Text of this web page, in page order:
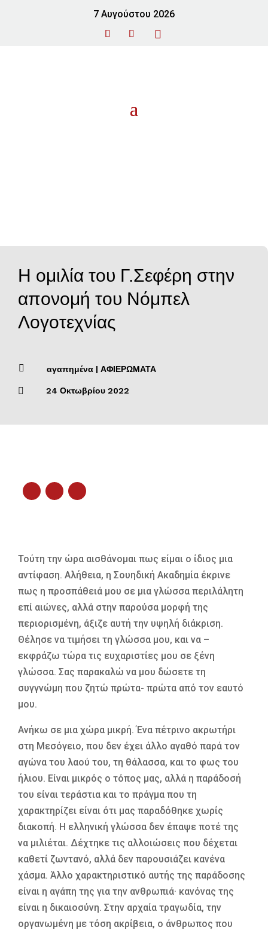
7 Αυγούστου 2026
Η ομιλία του Γ.Σεφέρη στην
απονομή του Νόμπελ
Λογοτεχνίας
 αγαπημένα | ΑΦΙΕΡΩΜΑΤΑ
 24 Οκτωβρίου 2022
Τούτη την ώρα αισθάνομαι πως είμαι ο ίδιος μια
αντίφαση. Αλήθεια, η Σουηδική Ακαδημία έκρινε
πως η προσπάθειά μου σε μια γλώσσα περιλάλητη
επί αιώνες, αλλά στην παρούσα μορφή της
περιορισμένη, άξιζε αυτή την υψηλή διάκριση.
Θέλησε να τιμήσει τη γλώσσα μου, και να –
εκφράζω τώρα τις ευχαριστίες μου σε ξένη
γλώσσα. Σας παρακαλώ να μου δώσετε τη
συγγνώμη που ζητώ πρώτα- πρώτα από τον εαυτό
μου.
Ανήκω σε μια χώρα μικρή. Ένα πέτρινο ακρωτήρι
στη Μεσόγειο, που δεν έχει άλλο αγαθό παρά τον
αγώνα του λαού του, τη θάλασσα, και το φως του
ήλιου. Είναι μικρός ο τόπος μας, αλλά η παράδοσή
του είναι τεράστια και το πράγμα που τη
χαρακτηρίζει είναι ότι μας παραδόθηκε χωρίς
διακοπή. Η ελληνική γλώσσα δεν έπαψε ποτέ της
να μιλιέται. Δέχτηκε τις αλλοιώσεις που δέχεται
καθετί ζωντανό, αλλά δεν παρουσιάζει κανένα
χάσμα. Άλλο χαρακτηριστικό αυτής της παράδοσης
είναι η αγάπη της για την ανθρωπιά· κανόνας της
είναι η δικαιοσύνη. Στην αρχαία τραγωδία, την
οργανωμένη με τόση ακρίβεια, ο άνθρωπος που